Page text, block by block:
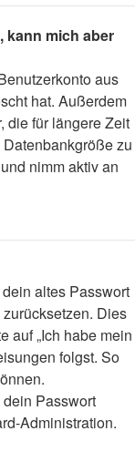
kann mich aber
aus
hat. Außerdem
die für längere Zeit
zu
nimm aktiv an
altes Passwort
Dies
auf „Ich habe mein
folgst. So
Passwort
Administration.